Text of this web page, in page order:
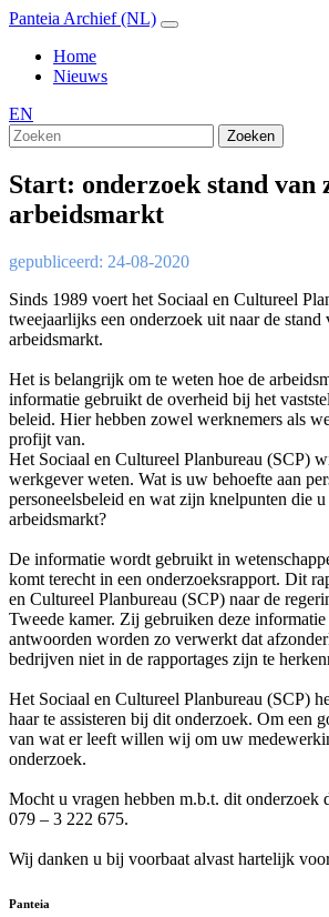
Panteia Archief (NL)
Home
Nieuws
EN
Zoeken
Start: onderzoek stand van
arbeidsmarkt
gepubliceerd: 24-08-2020
Sinds 1989 voert het Sociaal en Cultureel
tweejaarlijks een onderzoek uit naar de stand
arbeidsmarkt.
Het is belangrijk om te weten hoe de
informatie gebruikt de overheid bij het
beleid. Hier hebben zowel werknemers als
profijt van.
Het Sociaal en Cultureel Planbureau (SCP)
werkgever weten. Wat is uw behoefte aan
personeelsbeleid en wat zijn knelpunten die
arbeidsmarkt?
De informatie wordt gebruikt in
komt terecht in een onderzoeksrapport. Dit
en Cultureel Planbureau (SCP) naar de
Tweede kamer. Zij gebruiken deze
antwoorden worden zo verwerkt dat
bedrijven niet in de rapportages zijn te
Het Sociaal en Cultureel Planbureau (SCP)
haar te assisteren bij dit onderzoek. Om een
van wat er leeft willen wij om uw
onderzoek.
Mocht u vragen hebben m.b.t. dit onderzoek
079 – 3 222 675.
Wij danken u bij voorbaat alvast hartelijk
Panteia